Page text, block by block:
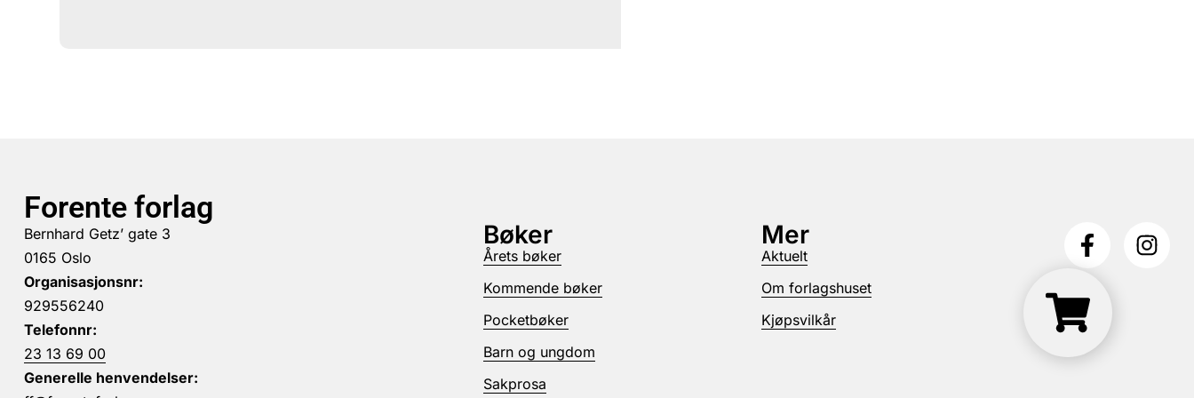
Forente forlag
Bernhard Getz’ gate 3
0165 Oslo
Organisasjonsnr:
929556240
Telefonnr:
23 13 69 00
Generelle henvendelser:
Bøker
Årets bøker
Kommende bøker
Pocketbøker
Barn og ungdom
Sakprosa
Mer
Aktuelt
Om forlagshuset
Kjøpsvilkår